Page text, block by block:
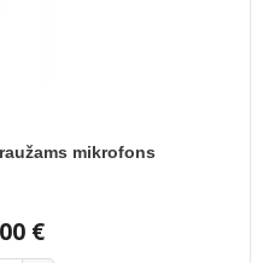
mikrofons
€